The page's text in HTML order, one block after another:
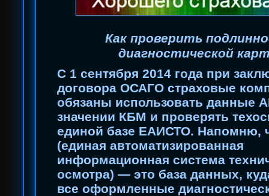
Как проверить
диагностической
С 1 сентября 2014 года при
договора ОСАГО страховые
обязаны использовать данные
значении КБМ и проверять
единой базе ЕАИСТО. Напомню,
(единая автоматизированная
информационная система
осмотра) — это база данных,
все оформленные